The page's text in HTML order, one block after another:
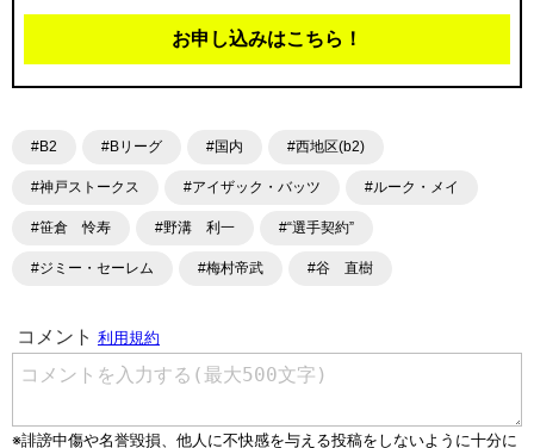
お申し込みはこちら！
#B2 #Bリーグ #国内 #西地区(b2)
#神戸ストークス #アイザック・バッツ #ルーク・メイ
#笹倉 怜寿 #野溝 利一 #“選手契約”
#ジミー・セーレム #梅村帝武 #谷 直樹